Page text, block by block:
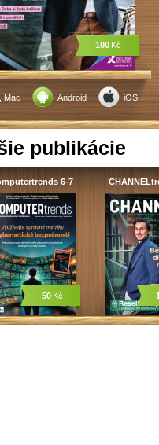
Mac Android iOS
100Kč
publikácie
6-7
50 Kč